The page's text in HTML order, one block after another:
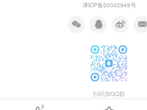
津ICP备20002949号
扫码加QQ群
8